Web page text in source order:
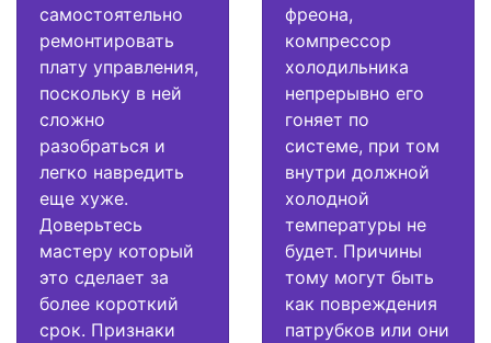
самостоятельно
ремонтировать
плату управления,
поскольку в ней
сложно
разобраться и
легко навредить
еще хуже.
Доверьтесь
мастеру который
это сделает за
более короткий
срок. Признаки
фреона,
компрессор
холодильника
непрерывно его
гоняет по
системе, при том
внутри должной
холодной
температуры не
будет. Причины
тому могут быть
как повреждения
патрубков или они